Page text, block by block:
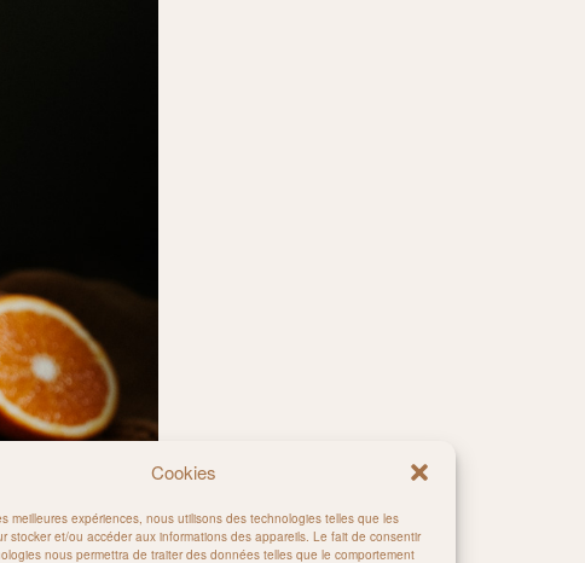
Cookies
meilleures expériences, nous utilisons des technologies telles que les
stocker et/ou accéder aux informations des appareils. Le fait de consentir
nous permettra de traiter des données telles que le comportement